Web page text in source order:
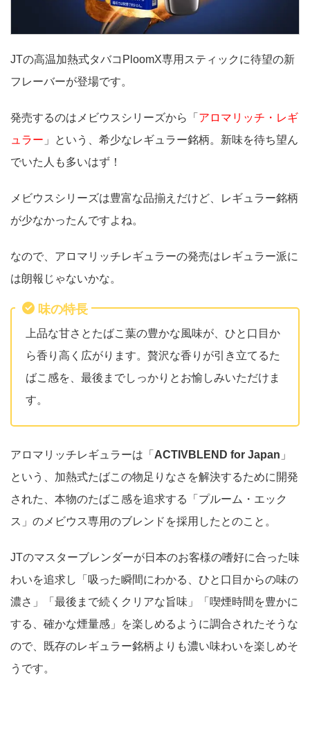
JTの高温加熱式タバコPloomX専用スティックに待望の新
フレーバーが登場です。
発売するのはメビウスシリーズから「 アロマリッチ・レギ
ュラー 」という、希少なレギュラー銘柄。新味を待ち望ん
でいた人も多いはず！
メビウスシリーズは豊富な品揃えだけど、レギュラー銘柄
が少なかったんですよね。
なので、アロマリッチレギュラーの発売はレギュラー派に
は朗報じゃないかな。
味の特長
上品な甘さとたばこ葉の豊かな風味が、ひと口目か
ら香り高く広がります。贅沢な香りが引き立てるた
ばこ感を、最後までしっかりとお愉しみいただけま
す。
アロマリッチレギュラーは「 ACTIVBLEND for Japan 」
という、加熱式たばこの物足りなさを解決するために開発
された、本物のたばこ感を追求する「プルーム・エック
ス」のメビウス専用のブレンドを採用したとのこと。
JTのマスターブレンダーが日本のお客様の嗜好に合った味
わいを追求し「吸った瞬間にわかる、ひと口目からの味の
濃さ」「最後まで続くクリアな旨味」「喫煙時間を豊かに
する、確かな煙量感」を楽しめるように調合されたそうな
ので、既存のレギュラー銘柄よりも濃い味わいを楽しめそ
うです。